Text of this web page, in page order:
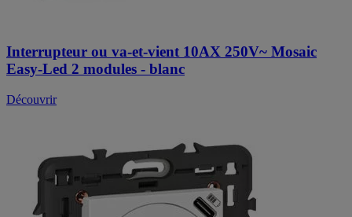
Interrupteur ou va-et-vient 10AX 250V~ Mosaic
Easy-Led 2 modules - blanc
Découvrir